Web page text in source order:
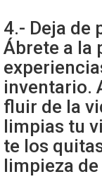
4.- Deja de
Ábrete a la
inventario.
fluir de la
limpias tu
te los
limpieza